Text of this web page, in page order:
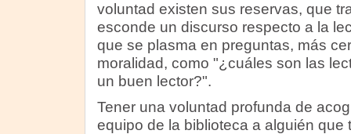
voluntad existen sus reservas, que
esconde un discurso respecto a la
que se plasma en preguntas, más
moralidad, como "¿cuáles son las
un buen lector?".
Tener una voluntad profunda de
equipo de la biblioteca a alguién que